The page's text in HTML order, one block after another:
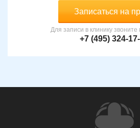
Записаться на
Для записи в клинику
+7 (495) 324-